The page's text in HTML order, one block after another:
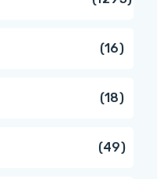
1616
1818
4949